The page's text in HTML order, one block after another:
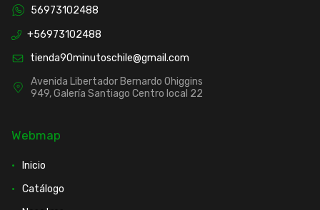
56973102488
+56973102488
tienda90minutoschile@gmail.com
Avenida Libertador Bernardo Ohiggins
949, Galería Santiago Centro local 22
Webmap
Inicio
Catálogo